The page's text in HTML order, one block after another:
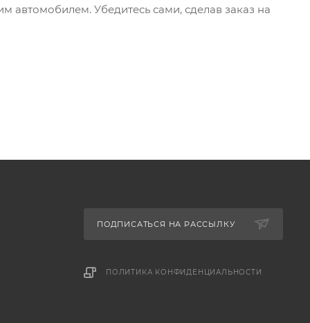
автомобилем. Убедитесь сами, сделав заказ на
ПОДПИСАТЬСЯ НА РАССЫЛКУ
ПОЛИТИКА КОНФИДЕНЦИАЛЬНОСТИ